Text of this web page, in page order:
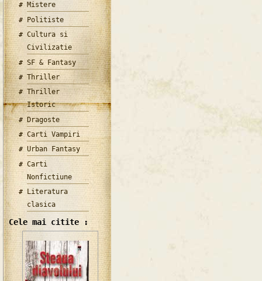
Mistere
Politiste
Cultura si
Civilizatie
SF & Fantasy
Thriller
Thriller
Istoric
Dragoste
Carti Vampiri
Urban Fantasy
Carti
Nonfictiune
Literatura
clasica
Cele mai citite :